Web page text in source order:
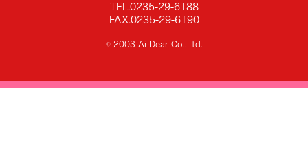
TEL.0235-29-6188
FAX.0235-29-6190
© 2003 Ai-Dear Co.,Ltd.